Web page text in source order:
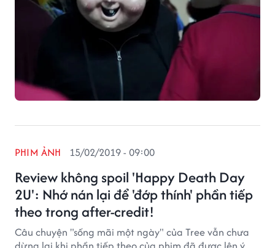
Review không spoil 'Happy Death Day
2U': Nhớ nán lại để 'đớp thính' phần tiếp
theo trong after-credit!
PHIM ẢNH 15/02/2019 - 09:00
Câu chuyện "sống mãi một ngày" của Tree vẫn chưa